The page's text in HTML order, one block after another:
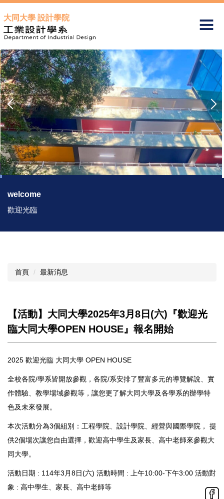
到
主
要
內
容
區
大同大學 設計學院
welcome
歡迎光臨
首頁 最新消息
【活動】大同大學2025年3月8日(六)『歡迎光
臨大同大學OPEN HOUSE』報名開始
2025 歡迎光臨 大同大學 OPEN HOUSE
全校各院/學系皆開放參觀，各院/系安排了豐富多元的導覽解說、實
作體驗、教學場域參觀等，讓您更了解大同大學及各學系的辦學特
色及未來發展。
本次活動分為3個組別：工程學院、設計學院、經營與國際學院， 提
供2個場次讓您自由選擇，歡迎高中學生及家長、高中老師來參觀大
同大學。
活動日期 : 114年3月8日(六) 活動時間 : 上午10:00-下午3:00 活動對
象 : 高中學生、家長、高中老師等